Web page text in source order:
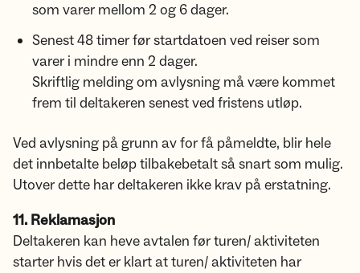
som varer mellom 2 og 6 dager.
Senest 48 timer før startdatoen ved reiser som
varer i mindre enn 2 dager.
Skriftlig melding om avlysning må være kommet
frem til deltakeren senest ved fristens utløp.
Ved avlysning på grunn av for få påmeldte, blir hele
det innbetalte beløp tilbakebetalt så snart som mulig.
Utover dette har deltakeren ikke krav på erstatning.
11. Reklamasjon
Deltakeren kan heve avtalen før turen/ aktiviteten
starter hvis det er klart at turen/ aktiviteten har